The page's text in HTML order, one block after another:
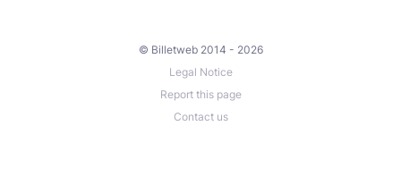
© Billetweb 2014 - 2026
Legal Notice
Report this page
Contact us